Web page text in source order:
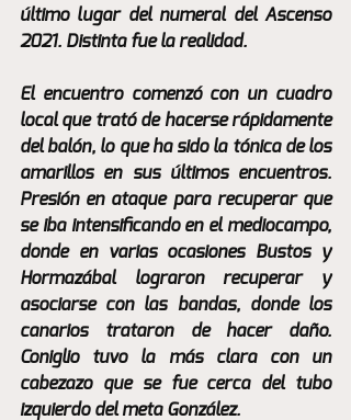
último lugar del numeral del Ascenso
2021. Distinta fue la realidad.
El encuentro comenzó con un cuadro
local que trató de hacerse rápidamente
del balón, lo que ha sido la tónica de los
amarillos en sus últimos encuentros.
Presión en ataque para recuperar que
se iba intensificando en el mediocampo,
donde en varias ocasiones Bustos y
Hormazábal lograron recuperar y
asociarse con las bandas, donde los
canarios trataron de hacer daño.
Coniglio tuvo la más clara con un
cabezazo que se fue cerca del tubo
izquierdo del meta González.